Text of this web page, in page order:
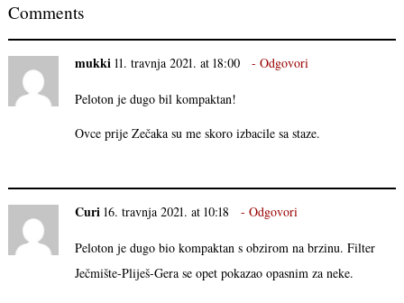
Comments
mukki 11. travnja 2021. at 18:00 Odgovori
Peloton je dugo bil kompaktan!
Ovce prije Zečaka su me skoro izbacile sa staze.
Curi 16. travnja 2021. at 10:18 Odgovori
Peloton je dugo bio kompaktan s obzirom na brzinu. Filter
Ječmište-Pliješ-Gera se opet pokazao opasnim za neke.